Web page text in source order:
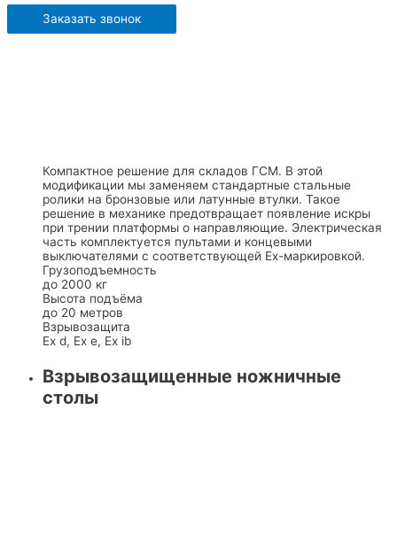
Заказать звонок
Компактное решение для складов ГСМ. В этой
модификации мы заменяем стандартные стальные
ролики на бронзовые или латунные втулки. Такое
решение в механике предотвращает появление искры
при трении платформы о направляющие. Электрическая
часть комплектуется пультами и концевыми
выключателями с соответствующей Ex-маркировкой.
Грузоподъемность
до 2000 кг
Высота подъёма
до 20 метров
Взрывозащита
Ex d, Ex e, Ex ib
Взрывозащищенные ножничные
столы